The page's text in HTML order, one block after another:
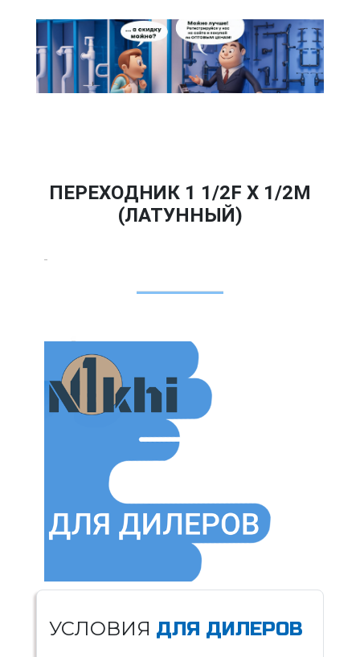
ПЕРЕХОДНИК 1 1/2F Х 1/2M
(ЛАТУННЫЙ)
УСЛОВИЯ ДЛЯ ДИЛЕРОВ